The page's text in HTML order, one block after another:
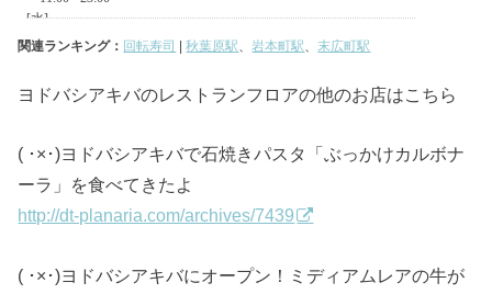
関連ランキング： 回転寿司 |秋葉原駅 、岩本町駅 、末広町駅
ヨドバシアキバのレストランフロアの他のお店はこちら
( ･×･)ヨドバシアキバで石焼きパスタ「ぶっかけカルボナ
ーラ」を食べてきたよ
http://dt-planaria.com/archives/7439
( ･×･)ヨドバシアキバにオープン！ミディアムレアの牛が